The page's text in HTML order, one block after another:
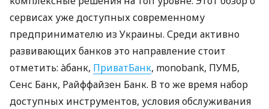
сервисах уже доступных современному
предпринимателю из Украины. Среди активно
развивающих банков это направление стоит
отметить: àбанк, ПриватБанк, monobank, ПУМБ,
Сенс Банк, Райффайзен Банк. В то же время набор
доступных инструментов, условия обслуживания